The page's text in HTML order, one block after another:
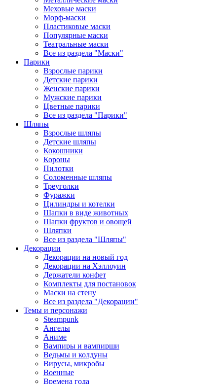
Меховые маски
Морф-маски
Пластиковые маски
Популярные маски
Театральные маски
Все из раздела "Маски"
Парики
Взрослые парики
Детские парики
Женские парики
Мужские парики
Цветные парики
Все из раздела "Парики"
Шляпы
Взрослые шляпы
Детские шляпы
Кокошники
Короны
Пилотки
Соломенные шляпы
Треуголки
Фуражки
Цилиндры и котелки
Шапки в виде животных
Шапки фруктов и овощей
Шляпки
Все из раздела "Шляпы"
Декорации
Декорации на новый год
Декорации на Хэллоуин
Держатели конфет
Комплекты для постановок
Маски на стену
Все из раздела "Декорации"
Темы и персонажи
Steampunk
Ангелы
Аниме
Вампиры и вампирши
Ведьмы и колдуны
Вирусы, микробы
Военные
Времена года